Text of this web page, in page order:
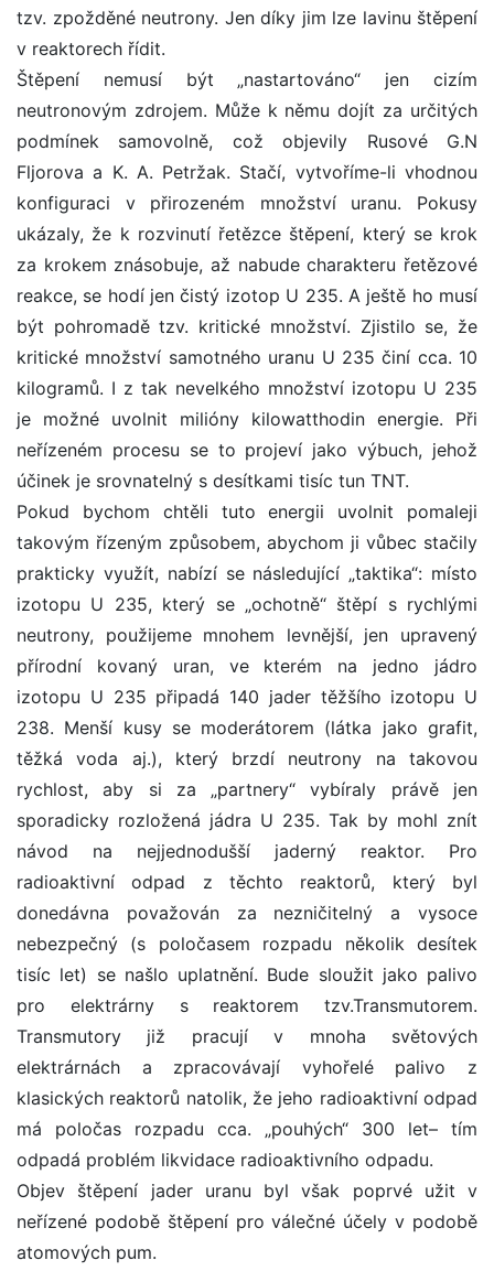
tzv. zpožděné neutrony. Jen díky jim lze lavinu štěpení
v reaktorech řídit.
Štěpení nemusí být „nastartováno“ jen cizím
neutronovým zdrojem. Může k němu dojít za určitých
podmínek samovolně, což objevily Rusové G.N
Fljorova a K. A. Petržak. Stačí, vytvoříme-li vhodnou
konfiguraci v přirozeném množství uranu. Pokusy
ukázaly, že k rozvinutí řetězce štěpení, který se krok
za krokem znásobuje, až nabude charakteru řetězové
reakce, se hodí jen čistý izotop U 235. A ještě ho musí
být pohromadě tzv. kritické množství. Zjistilo se, že
kritické množství samotného uranu U 235 činí cca. 10
kilogramů. I z tak nevelkého množství izotopu U 235
je možné uvolnit milióny kilowatthodin energie. Při
neřízeném procesu se to projeví jako výbuch, jehož
účinek je srovnatelný s desítkami tisíc tun TNT.
Pokud bychom chtěli tuto energii uvolnit pomaleji
takovým řízeným způsobem, abychom ji vůbec stačily
prakticky využít, nabízí se následující „taktika“: místo
izotopu U 235, který se „ochotně“ štěpí s rychlými
neutrony, použijeme mnohem levnější, jen upravený
přírodní kovaný uran, ve kterém na jedno jádro
izotopu U 235 připadá 140 jader těžšího izotopu U
238. Menší kusy se moderátorem (látka jako grafit,
těžká voda aj.), který brzdí neutrony na takovou
rychlost, aby si za „partnery“ vybíraly právě jen
sporadicky rozložená jádra U 235. Tak by mohl znít
návod na nejjednodušší jaderný reaktor. Pro
radioaktivní odpad z těchto reaktorů, který byl
donedávna považován za nezničitelný a vysoce
nebezpečný (s poločasem rozpadu několik desítek
tisíc let) se našlo uplatnění. Bude sloužit jako palivo
pro elektrárny s reaktorem tzv.Transmutorem.
Transmutory již pracují v mnoha světových
elektrárnách a zpracovávají vyhořelé palivo z
klasických reaktorů natolik, že jeho radioaktivní odpad
má poločas rozpadu cca. „pouhých“ 300 let– tím
odpadá problém likvidace radioaktivního odpadu.
Objev štěpení jader uranu byl však poprvé užit v
neřízené podobě štěpení pro válečné účely v podobě
atomových pum.